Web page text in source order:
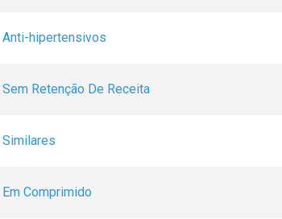
Anti-hipertensivos
Sem Retenção De Receita
Similares
Em Comprimido